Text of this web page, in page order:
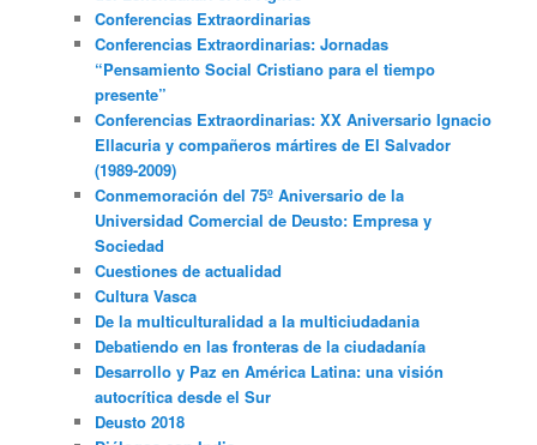
Conferencias Extraordinarias
Conferencias Extraordinarias: Jornadas
“Pensamiento Social Cristiano para el tiempo
presente”
Conferencias Extraordinarias: XX Aniversario Ignacio
Ellacuria y compañeros mártires de El Salvador
(1989-2009)
Conmemoración del 75º Aniversario de la
Universidad Comercial de Deusto: Empresa y
Sociedad
Cuestiones de actualidad
Cultura Vasca
De la multiculturalidad a la multiciudadania
Debatiendo en las fronteras de la ciudadanía
Desarrollo y Paz en América Latina: una visión
autocrítica desde el Sur
Deusto 2018